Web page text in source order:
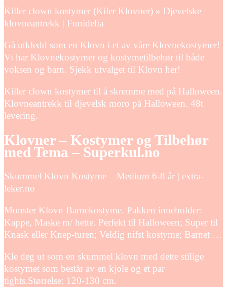
Killer clown kostymer (Kiler Klovner) » Djevelske
klovneantrekk | Funidelia
Gå utkledd som en Klovn i et av våre Klovnekostymer!
Vi har Klovnekostymer og kostymetilbehør til både
voksen og barn. Sjekk utvalget til Klovn her!
Killer clown kostymer til å skremme med på Halloween.
Klovneantrekk til djevelsk moro på Halloween. 48t
levering.
Klovner – Kostymer og Tilbehør
med Tema – Superkul.no
Skummel Klovn Kostyme – Medium 6-8 år | extra-
leker.no
Monster Klovn Barnekostyme. Pakken inneholder:
Kappe, Maske m/ hette. Perfekt til Halloween; Super til
Knask eller Knep-turen; Veldig nifst kostyme; Barnet …
Kle deg ut som en skummel klovn med dette stilige
kostymet som består av en kjole og et par
tights.Størrelse: 120-130 cm.